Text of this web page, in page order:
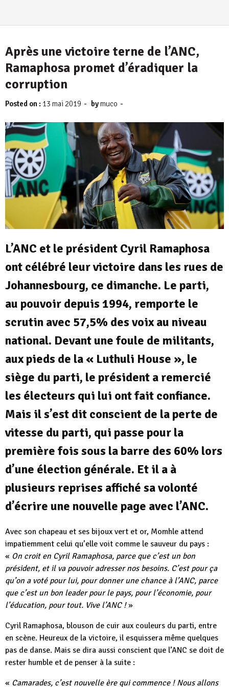
Après une victoire terne de l’ANC,
Ramaphosa promet d’éradiquer la
corruption
Posted on : 13 mai 2019 - bymuco -
L’ANC et le président Cyril Ramaphosa
ont célébré leur victoire dans les rues de
Johannesbourg, ce dimanche. Le parti,
au pouvoir depuis 1994, remporte le
scrutin avec 57,5% des voix au niveau
national. Devant une foule de militants,
aux pieds de la « Luthuli House », le
siège du parti, le président a remercié
les électeurs qui lui ont fait confiance.
Mais il s’est dit conscient de la perte de
vitesse du parti, qui passe pour la
première fois sous la barre des 60% lors
d’une élection générale. Et il a à
plusieurs reprises affiché sa volonté
d’écrire une nouvelle page avec l’ANC.
Avec son chapeau et ses bijoux vert et or, Momhle attend
impatiemment celui qu’elle voit comme le sauveur du pays :
« On croit en Cyril Ramaphosa, parce que c’est un bon
président, et il va pouvoir adresser nos besoins. C’est pour ça
qu’on a voté pour lui, pour donner une chance à l’ANC, parce
que c’est un bon leader pour le pays, pour l’économie, pour
l’éducation, pour tout. Vive l’ANC !»
Cyril Ramaphosa, blouson de cuir aux couleurs du parti, entre
en scène. Heureux de la victoire, il esquissera même quelques
pas de danse. Mais se dira aussi conscient que l’ANC se doit de
rester humble et de penser à la suite :
« Camarades, c’est nouvelle ère qui commence ! Nous allons